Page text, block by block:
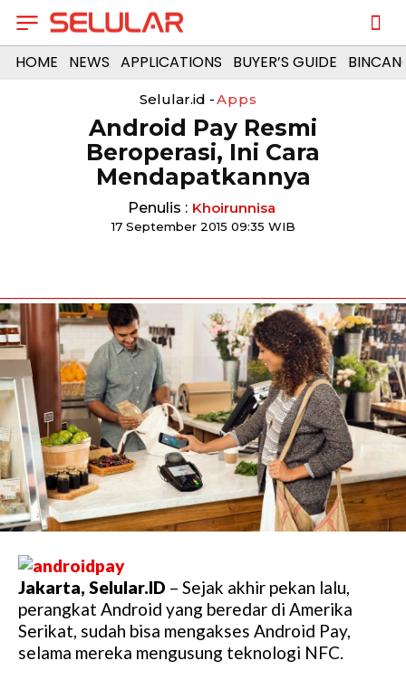
HOME NEWS APPLICATIONS BUYER’S GUIDE
Selular.id -Apps
Android Pay Resmi
Beroperasi, Ini Cara
Mendapatkannya
Penulis : Khoirunnisa
17 September 2015 09:35 WIB
Jakarta, Selular.ID – Sejak akhir pekan lalu,
perangkat Android yang beredar di Amerika
Serikat, sudah bisa mengakses Android Pay,
selama mereka mengusung teknologi NFC.